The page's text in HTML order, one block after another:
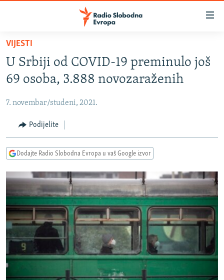
Pređite
glavni
sadržaj
na
navigaciju
Pređite
na
VIJESTI
BOSNA I HERCEGOVINA
KOSOVO
CRNA GORA
VIDEO
FOTOGALERIJE
INFOGRAFIKE
PODCASTI
RAT U UKRAJINI
KINA NA BALKANU
RSE PRIČE IZ SVIJETA
ISPRIČAJ MI
DNEVNO@RSE
VIJESTI
U Srbiji od COVID-19 preminulo još
69 osoba, 3.888 novozaraženih
7. novembar/studeni, 2021.
Podijelite
Dodajte Radio Slobodna Evropa u vaš Google izvor